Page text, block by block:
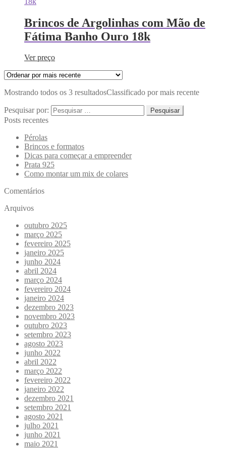
Brincos de Argolinhas com Mão de
Fátima Banho Ouro 18k
Ver preço
Mostrando todos os 3 resultadosClassificado por mais recente
Pesquisar por:
Posts recentes
Pérolas
Brincos e formatos
Dicas para começar a empreender
Prata 925
Como montar um mix de colares
Comentários
Arquivos
outubro 2025
março 2025
fevereiro 2025
janeiro 2025
junho 2024
abril 2024
março 2024
fevereiro 2024
janeiro 2024
dezembro 2023
novembro 2023
outubro 2023
setembro 2023
agosto 2023
junho 2022
abril 2022
março 2022
fevereiro 2022
janeiro 2022
dezembro 2021
setembro 2021
agosto 2021
julho 2021
junho 2021
maio 2021